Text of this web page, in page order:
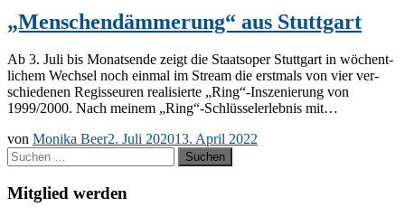
„Menschendämmerung“ aus Stuttgart
Ab 3. Juli bis Mo­nats­en­de zeigt die Staats­oper Stutt­gart in wö­chent­
li­chem Wech­sel noch ein­mal im Stream die erst­mals von vier ver­
schie­de­nen Re­gis­seu­ren rea­li­sier­te „Ring“-Inszenierung von
1999/2000. Nach mei­nem „Ring“-Schlüsselerlebnis mit…
von Monika Beer2. Juli 202013. April 2022
Suchen
nach:
Mitglied werden